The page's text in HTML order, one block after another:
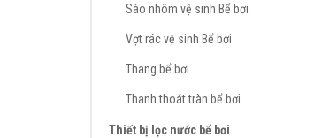
Sào nhôm vệ sinh Bể bơi
Vợt rác vệ sinh Bể bơi
Thang bể bơi
Thanh thoát tràn bể bơi
Thiết bị lọc nước bể bơi